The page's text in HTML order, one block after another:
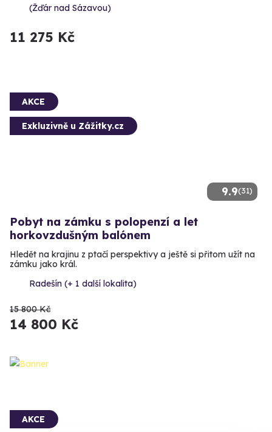
(Žďár nad Sázavou)
11 275 Kč
9.9(31)
AKCE
Exkluzivně u Zážitky.cz
Pobyt na zámku s polopenzí a let
horkovzdušným balónem
Hledět na krajinu z ptačí perspektivy a ještě si přitom užít na
zámku jako král.
Radešín (+ 1 další lokalita)
15 800 Kč
14 800 Kč
AKCE